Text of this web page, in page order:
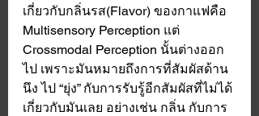
เกี่ยวกับกลิ่นรส(Flavor) ของกาแฟคือ
Multisensory Perception แต่
Crossmodal Perception นั้นต่างออก
ไป เพราะมันหมายถึงการที่สัมผัสด้าน
นึง ไป “ยุ่ง” กับการรับรู้อีกสัมผัสที่ไม่ได้
เกี่ยวกับมันเลย อย่างเช่น กลิ่น กับการ